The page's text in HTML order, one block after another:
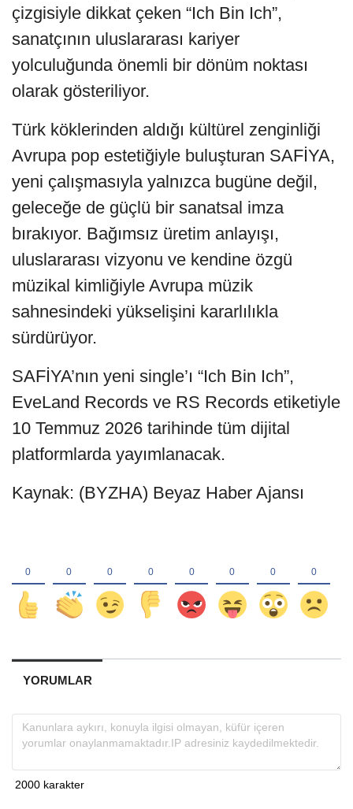
çizgisiyle dikkat çeken “Ich Bin Ich”,
sanatçının uluslararası kariyer
yolculuğunda önemli bir dönüm noktası
olarak gösteriliyor.
Türk köklerinden aldığı kültürel zenginliği
Avrupa pop estetiğiyle buluşturan SAFİYA,
yeni çalışmasıyla yalnızca bugüne değil,
geleceğe de güçlü bir sanatsal imza
bırakıyor. Bağımsız üretim anlayışı,
uluslararası vizyonu ve kendine özgü
müzikal kimliğiyle Avrupa müzik
sahnesindeki yükselişini kararlılıkla
sürdürüyor.
SAFİYA’nın yeni single’ı “Ich Bin Ich”,
EveLand Records ve RS Records etiketiyle
10 Temmuz 2026 tarihinde tüm dijital
platformlarda yayımlanacak.
Kaynak: (BYZHA) Beyaz Haber Ajansı
YORUMLAR